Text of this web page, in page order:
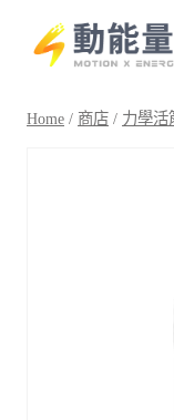
content
Home / 商店 / 力學活